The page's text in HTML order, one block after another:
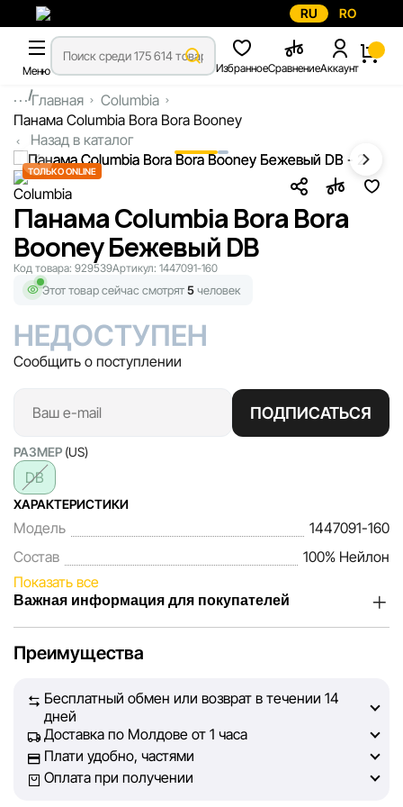
RU RO
Меню ИзбранноеСравнениеАккаунт
...Главная
Columbia
Панама Columbia Bora Bora Booney
Назад в каталог
ТОЛЬКО ONLINE
Панама Columbia Bora Bora
Booney Бежевый DB
Код товара: 929539Артикул: 1447091-160
Этот товар сейчас смотрят5человек
НЕДОСТУПЕН
Сообщить о поступлении
ПОДПИСАТЬСЯ
РАЗМЕР (US)
DB
ХАРАКТЕРИСТИКИ
Модель
1447091-160
Состав
100% Нейлон
Показать все
Важная информация для покупателей
наших покупателей. Каждый день мы работаем над тем,
на сайте, была максимально полной, объективной и
актуальной. Наша цель — обеспечить вас достоверной
информацией, чтобы вы смогли принять лучшее
решение о покупке.
Преимущества
Бесплатный обмен или возврат в течении 14
дней
Доставка по Молдове от 1 часа
Плати удобно, частями
Оплата при получении